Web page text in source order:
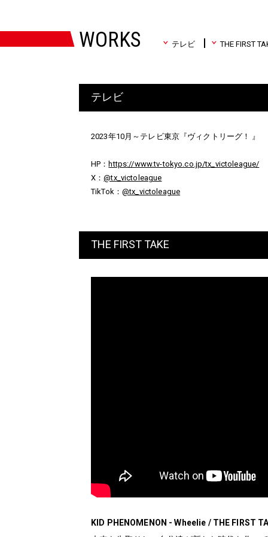
WORKS テレビ THE FIRST
テレビ
2023年10月～テレビ東京『ヴィクトリーグ！ 』
HP： https://www.tv-tokyo.co.jp/tx_victoleague/
X：@tx_victoleague
TikTok： @tx_victoleague
THE FIRST TAKE
KID PHENOMENON - Wheelie / THE FIRST